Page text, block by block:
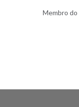
Membro